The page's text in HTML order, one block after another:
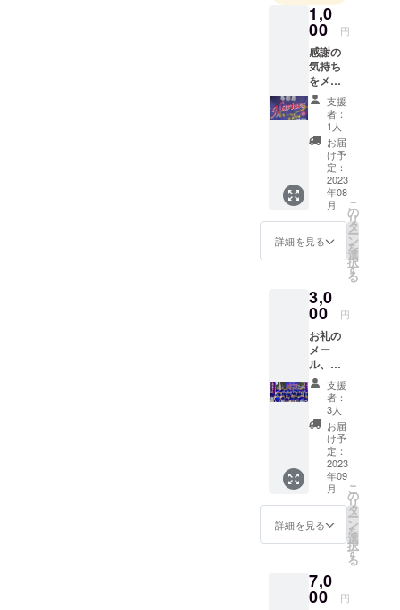
1,0
00 円
感謝の
気持ち
をメー
ルでお
送りし
ます。
支援
者：
1人
お届
け予
定：
2023
年08
月
詳細を見る
こ
の
リ
タ
ー
ン
を
選
択
す
る
3,0
00 円
お礼の
メー
ル、大
会レ
ポート
（試合
結果報
告）
支援
者：
3人
お届
け予
定：
2023
年09
月
詳細を見る
こ
の
リ
タ
ー
ン
を
選
択
す
る
7,0
00 円